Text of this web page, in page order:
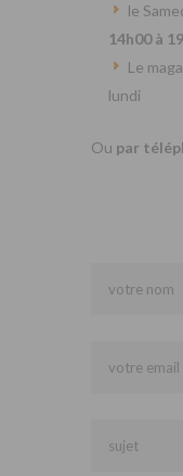
le
14h00 à
Le
lundi
Ou par